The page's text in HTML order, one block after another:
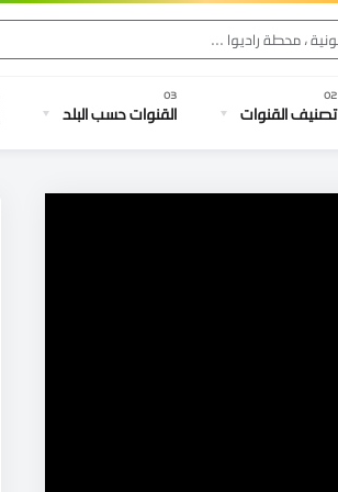
تصنيف القنوات القنوات حسب البلد